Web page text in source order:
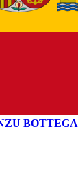
BOTTEGA